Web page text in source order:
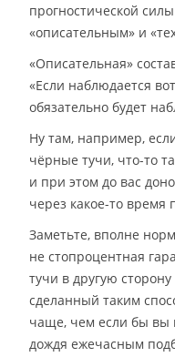
прогностической
«описательным» и
«Описательная»
«Если наблюдается
обязательно будет
Ну там, например,
чёрные тучи, что-то
и при этом до вас
через какое-то время
Заметьте, вполне
не стопроцентная
тучи в другую
сделанный таким
чаще, чем если бы вы
дождя ежечасным